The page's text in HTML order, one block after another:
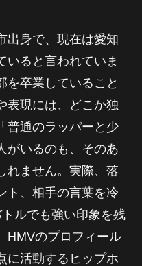
出身で、現在は愛知
いると言われていま
を卒業していること
表現には、どこか独
普通のラッパーと少
がいるのも、そのあ
れません。実際、落
ト、相手の言葉を冷
ルでも強い印象を残
HMVのプロフィール
に活動するヒップホ